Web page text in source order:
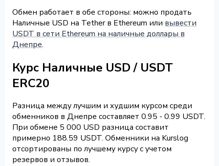
Обмен работает в обе стороны: можно продать
Наличные USD на Tether в Ethereum или вывести
USDT в сети Ethereum на наличные доллары в
Днепре.
Курс Наличные USD / USDT
ERC20
Разница между лучшим и худшим курсом среди
обменников в Днепре составляет 0.95 - 0.99 USDT.
При обмене 5 000 USD разница составит
примерно 188.59 USDT. Обменники на Kurslog
отсортированы по лучшему курсу с учетом
резервов и отзывов.